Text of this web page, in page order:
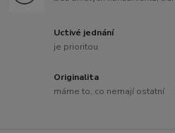
Uctivé jednání
je prioritou
Originalita
máme to, co nemají ostatní